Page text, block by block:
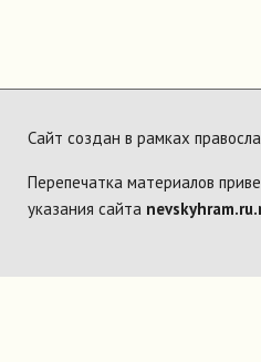
Сайт создан в рамках
Перепечатка материалов
указания сайта